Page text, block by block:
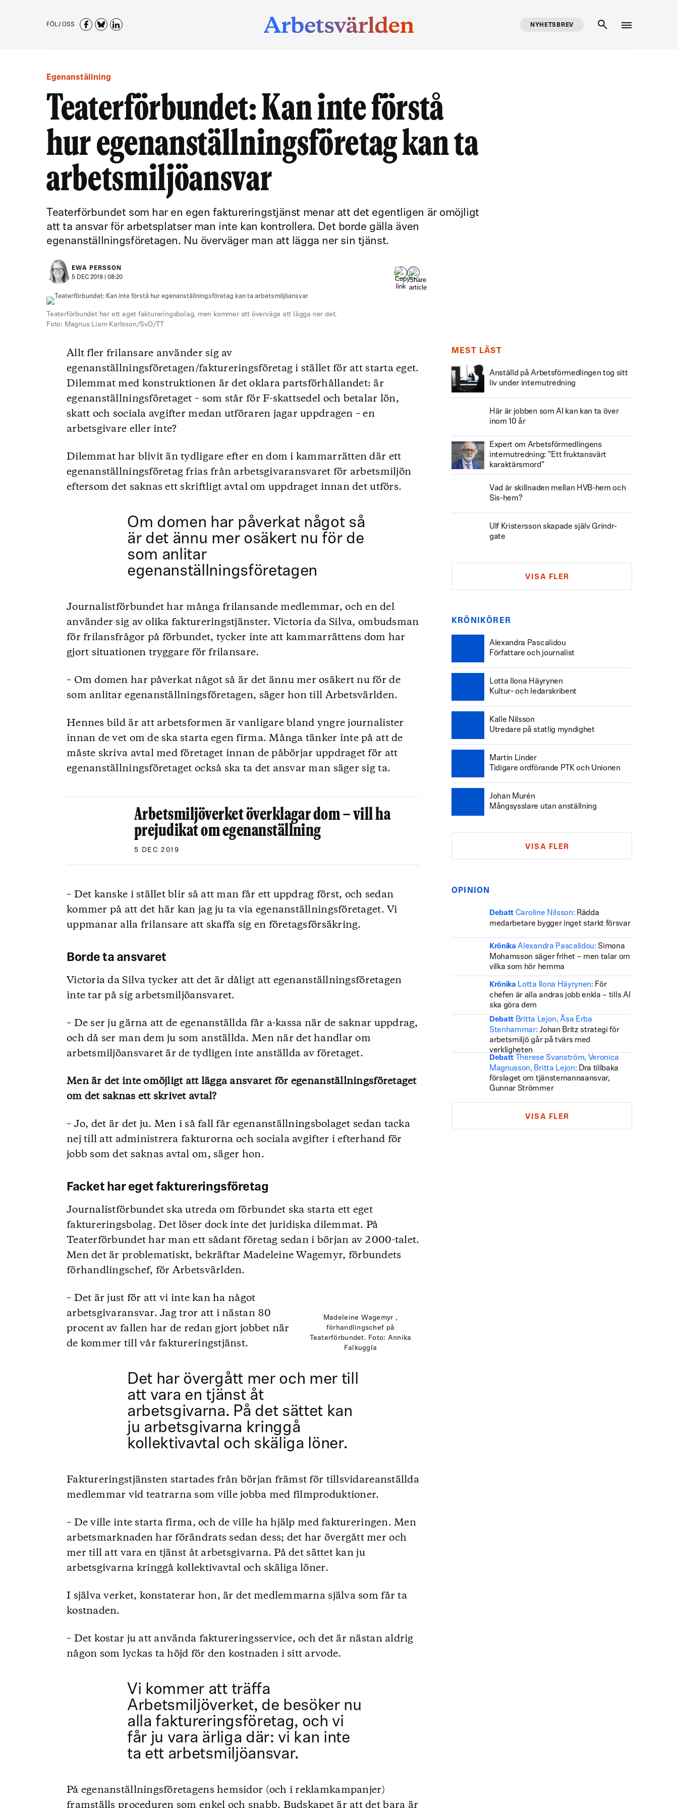
FÖLJ OSS NYHETSBREV
Egenanställning
Teaterförbundet: Kan inte förstå
hur egenanställningsföretag kan ta
arbetsmiljöansvar
Teaterförbundet som har en egen faktureringstjänst menar att det egentligen är omöjligt
att ta ansvar för arbetsplatser man inte kan kontrollera. Det borde gälla även
egenanställningsföretagen. Nu överväger man att lägga ner sin tjänst.
EWA PERSSON
5 DEC 2019 | 08:20
Teaterförbundet har ett eget faktureringsbolag, men kommer att överväga att lägga ner det.
Foto: Magnus Liam Karlsson/SvD/TT
Allt fler frilansare använder sig av
egenanställningsföretagen/faktureringsföretag i stället för att starta eget.
Dilemmat med konstruktionen är det oklara partsförhållandet: är
egenanställningsföretaget – som står för F-skattsedel och betalar lön,
skatt och sociala avgifter medan utföraren jagar uppdragen – en
arbetsgivare eller inte?
Dilemmat har blivit än tydligare efter en dom i kammarrätten där ett
egenanställningsföretag frias från arbetsgivaransvaret för arbetsmiljön
eftersom det saknas ett skriftligt avtal om uppdraget innan det utförs.
Om domen har påverkat något så
är det ännu mer osäkert nu för de
som anlitar
egenanställningsföretagen
Journalistförbundet har många frilansande medlemmar, och en del
använder sig av olika faktureringstjänster. Victoria da Silva, ombudsman
för frilansfrågor på förbundet, tycker inte att kammarrättens dom har
gjort situationen tryggare för frilansare.
– Om domen har påverkat något så är det ännu mer osäkert nu för de
som anlitar egenanställningsföretagen, säger hon till Arbetsvärlden.
Hennes bild är att arbetsformen är vanligare bland yngre journalister
innan de vet om de ska starta egen firma. Många tänker inte på att de
måste skriva avtal med företaget innan de påbörjar uppdraget för att
egenanställningsföretaget också ska ta det ansvar man säger sig ta.
Arbetsmiljöverket överklagar dom – vill ha
prejudikat om egenanställning
5 DEC 2019
– Det kanske i stället blir så att man får ett uppdrag först, och sedan
kommer på att det här kan jag ju ta via egenanställningsföretaget. Vi
uppmanar alla frilansare att skaffa sig en företagsförsäkring.
Borde ta ansvaret
Victoria da Silva tycker att det är dåligt att egenanställningsföretagen
inte tar på sig arbetsmiljöansvaret.
– De ser ju gärna att de egenanställda får a-kassa när de saknar uppdrag,
och då ser man dem ju som anställda. Men när det handlar om
arbetsmiljöansvaret är de tydligen inte anställda av företaget.
Men är det inte omöjligt att lägga ansvaret för egenanställningsföretaget
om det saknas ett skrivet avtal?
– Jo, det är det ju. Men i så fall får egenanställningsbolaget sedan tacka
nej till att administrera fakturorna och sociala avgifter i efterhand för
jobb som det saknas avtal om, säger hon.
Facket har eget faktureringsföretag
Journalistförbundet ska utreda om förbundet ska starta ett eget
faktureringsbolag. Det löser dock inte det juridiska dilemmat. På
Teaterförbundet har man ett sådant företag sedan i början av 2000-talet.
Men det är problematiskt, bekräftar Madeleine Wagemyr, förbundets
förhandlingschef, för Arbetsvärlden.
Madeleine Wagemyr ,
förhandlingschef på
Teaterförbundet. Foto: Annika
Falkuggla
– Det är just för att vi inte kan ha något
arbetsgivaransvar. Jag tror att i nästan 80
procent av fallen har de redan gjort jobbet när
de kommer till vår faktureringstjänst.
Det har övergått mer och mer till
att vara en tjänst åt
arbetsgivarna. På det sättet kan
ju arbetsgivarna kringgå
kollektivavtal och skäliga löner.
Faktureringstjänsten startades från början främst för tillsvidareanställda
medlemmar vid teatrarna som ville jobba med filmproduktioner.
– De ville inte starta firma, och de ville ha hjälp med faktureringen. Men
arbetsmarknaden har förändrats sedan dess; det har övergått mer och
mer till att vara en tjänst åt arbetsgivarna. På det sättet kan ju
arbetsgivarna kringgå kollektivavtal och skäliga löner.
I själva verket, konstaterar hon, är det medlemmarna själva som får ta
kostnaden.
– Det kostar ju att använda faktureringsservice, och det är nästan aldrig
någon som lyckas ta höjd för den kostnaden i sitt arvode.
Vi kommer att träffa
Arbetsmiljöverket, de besöker nu
alla faktureringsföretag, och vi
får ju vara ärliga där: vi kan inte
ta ett arbetsmiljöansvar.
På egenanställningsföretagens hemsidor (och i reklamkampanjer)
framställs proceduren som enkel och snabb. Budskapet är att det bara är
MEST LÄST
Anställd på Arbetsförmedlingen tog sitt
liv under internutredning
Här är jobben som AI kan kan ta över
inom 10 år
Expert om Arbetsförmedlingens
internutredning: ”Ett fruktansvärt
karaktärsmord”
Vad är skillnaden mellan HVB-hem och
Sis-hem?
Ulf Kristersson skapade själv Grindr-
gate
VISA FLER
KRÖNIKÖRER
Alexandra Pascalidou
Författare och journalist
Lotta Ilona Häyrynen
Kultur- och ledarskribent
Kalle Nilsson
Utredare på statlig myndighet
Martin Linder
Tidigare ordförande PTK och Unionen
Johan Murén
Mångsysslare utan anställning
VISA FLER
OPINION
Debatt Caroline Nilsson: Rädda
medarbetare bygger inget starkt försvar
Krönika Alexandra Pascalidou: Simona
Mohamsson säger frihet – men talar om
vilka som hör hemma
Krönika Lotta Ilona Häyrynen: För
chefen är alla andras jobb enkla – tills AI
ska göra dem
Debatt Britta Lejon, Åsa Erba
Stenhammar: Johan Britz strategi för
arbetsmiljö går på tvärs med
verkligheten
Debatt
Therese Svanström, Veronica
Magnusson, Britta Lejon: Dra tillbaka
förslaget om tjänstemannaansvar,
Gunnar Strömmer
VISA FLER